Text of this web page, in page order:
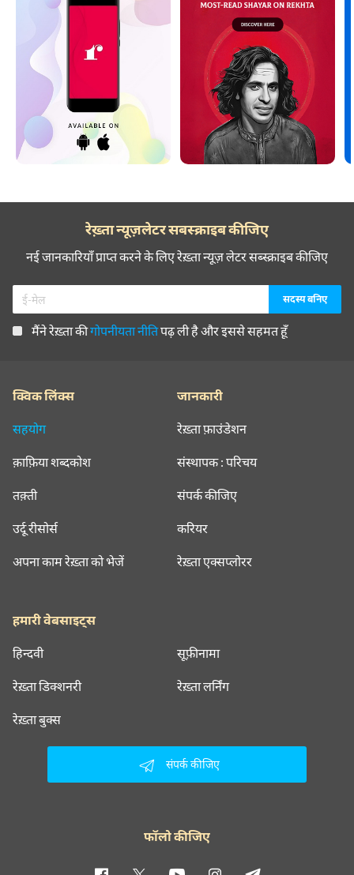
रेख़्ता न्यूज़लेटर सबस्क्राइब कीजिए
नई जानकारियाँ प्राप्त करने के लिए रेख़्ता न्यूज़ लेटर सब्स्क्राइब कीजिए
मैंने रेख़्ता कीगोपनीयता नीतिपढ़ ली है और इससे सहमत हूँ
क्विक लिंक्स
सहयोग
क़ाफ़िया शब्दकोश
तक़्ती
उर्दू रीसोर्स
अपना काम रेख़्ता को भेजें
जानकारी
रेख़्ता फ़ाउंडेशन
संस्थापक : परिचय
संपर्क कीजिए
करियर
रेख़्ता एक्सप्लोरर
हमारी वेबसाइट्स
हिन्दवी सूफ़ीनामा
रेख़्ता डिक्शनरी रेख़्ता लर्निंग
रेख़्ता बुक्स
संपर्क कीजिए
फॉलो कीजिए